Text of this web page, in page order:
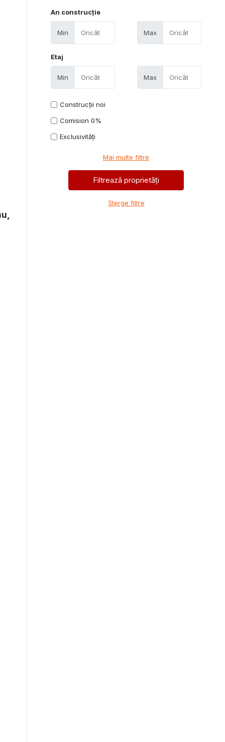
An construcție
Min Max
Etaj
Min Max
Construcții noi
Comision 0%
Exclusivități
Mai multe filtre
Șterge filtre